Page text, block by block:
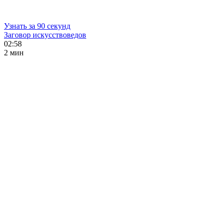
Узнать за 90 секунд
Заговор искусствоведов
02:58
2 мин